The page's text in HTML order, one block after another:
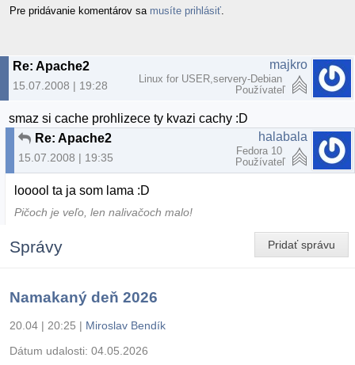
Pre pridávanie komentárov sa musíte prihlásiť
Re: Apache2
15.07.2008 | 19:28
majkro
Linux for USER,servery-Debian
Používateľ
smaz si cache prohlizece ty kvazi cachy :D
Re: Apache2
15.07.2008 | 19:35
halabala
Fedora 10
Používateľ
looool ta ja som lama :D
Pičoch je veľo, len nalivačoch malo!
Pridať správu
Správy
Namakaný deň 2026
20.04 | 20:25 | Miroslav Bendík
Dátum udalosti: 04.05.2026